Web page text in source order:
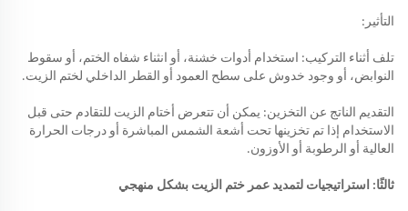
التأثير:
تلف أثناء التركيب: استخدام أدوات خشنة، أو انثناء شفاه الختم، أو سقوط
النوابض، أو وجود خدوش على سطح العمود أو القطر الداخلي لختم الزيت.
التقديم الناتج عن التخزين: يمكن أن تتعرض أختام الزيت للتقادم حتى قبل
الاستخدام إذا تم تخزينها تحت أشعة الشمس المباشرة أو درجات الحرارة
العالية أو الرطوبة أو الأوزون.
ثالثًا: استراتيجيات لتمديد عمر ختم الزيت بشكل منهجي